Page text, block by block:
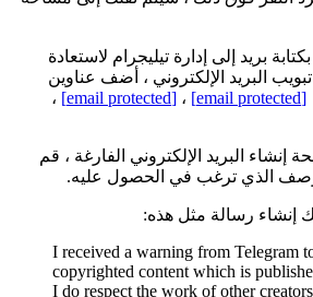
إلى إدارة تيليجرام لاستعادة
الإلكتروني ، أضف عناوين
،[email protected]
،
البريد الإلكتروني الفارغة ، قم
ترغب في الحصول عليه.
رسالة مثل هذه:
“I received a warning from
copyrighted content which is
I do respect the work of other